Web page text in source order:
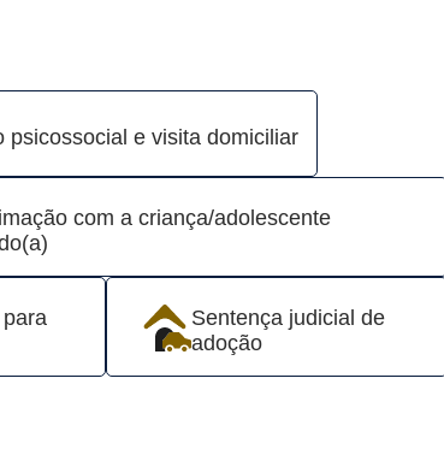
psicossocial e visita domiciliar
com a criança/adolescente
Sentença judicial de
adoção